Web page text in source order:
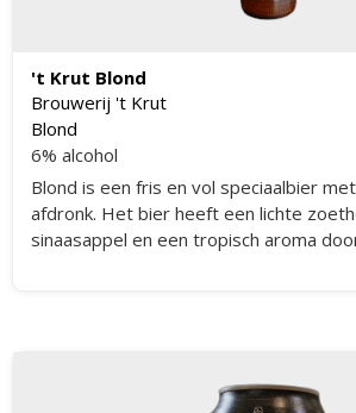
't Krut Blond
Brouwerij 't Krut
Blond
6% alcohol
Blond is een fris en vol speciaalbier
afdronk. Het bier heeft een lichte
sinaasappel en een tropisch aroma